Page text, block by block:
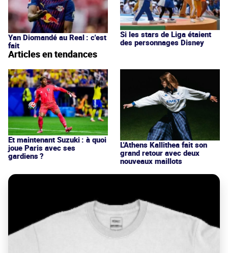
Yan Diomandé au Real : c'est
fait
Si les stars de Liga étaient
des personnages Disney
Articles en tendances
Et maintenant Suzuki : à quoi
joue Paris avec ses
gardiens ?
L'Athens Kallithea fait son
grand retour avec deux
nouveaux maillots